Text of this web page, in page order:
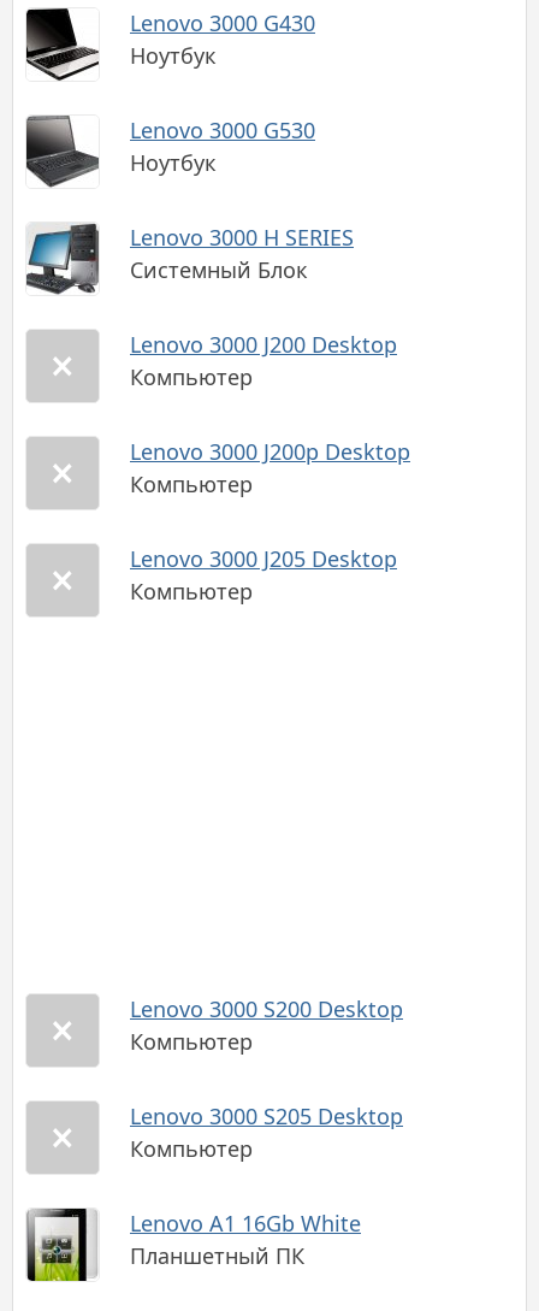
Lenovo 3000 G430
Ноутбук
Lenovo 3000 G530
Ноутбук
Lenovo 3000 H SERIES
Системный Блок
Lenovo 3000 J200 Desktop
Компьютер
Lenovo 3000 J200p Desktop
Компьютер
Lenovo 3000 J205 Desktop
Компьютер
Lenovo 3000 S200 Desktop
Компьютер
Lenovo 3000 S205 Desktop
Компьютер
Lenovo A1 16Gb White
Планшетный ПК